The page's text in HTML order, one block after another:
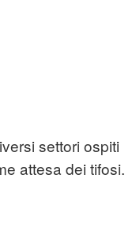
settori ospiti
attesa dei tifosi.